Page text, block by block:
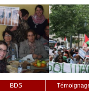
BDS